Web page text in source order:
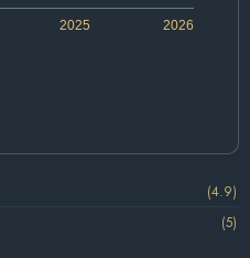
2026
2025
(4.9)
(5)